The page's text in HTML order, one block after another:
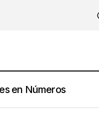
en Números